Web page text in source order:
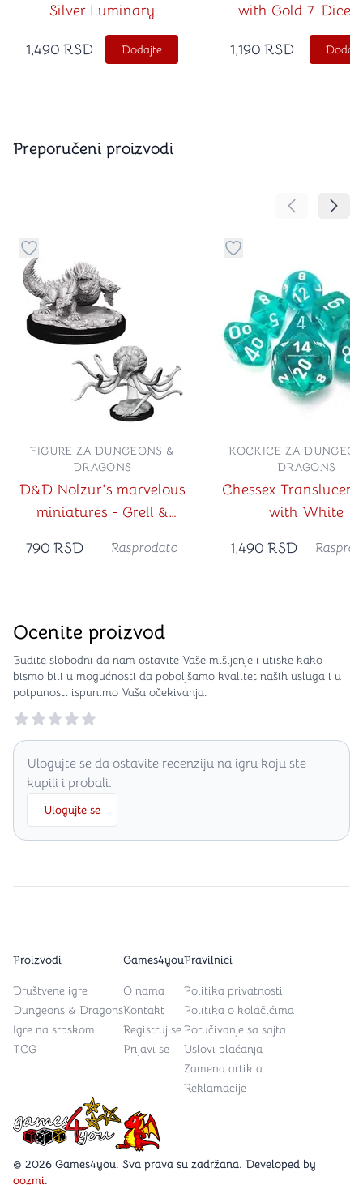
Silver Luminary
1,490 RSD Dodajte
with Gold 7-Dice
1,190 RSD
Preporučeni proizvodi
Pomeranje
Dugme za dodavanje stvari u kategoriju omiljeno
D&D Nolzur's marvelous
miniatures - Grell &
FIGURE ZA DUNGEONS &
DRAGONS
790 RSD Rasprodato
Dugme za dodavanje
Chessex Translucent
with White
KOCKICE ZA
DRAGONS
1,490 RSD
Ocenite proizvod
Budite slobodni da nam ostavite Vaše mišljenje i utiske kako
bismo bili u mogućnosti da poboljšamo kvalitet naših usluga i u
potpunosti ispunimo Vaša očekivanja.
Reviews
Ulogujte se da ostavite recenziju na igru koju ste
kupili i probali.
Ulogujte se
Games4you logo
© 2026 Games4you. Sva prava su zadržana. Developed by
oozmi.
Proizvodi
Društvene igre
Dungeons & Dragons
Igre na srpskom
TCG
Games4you
O nama
Kontakt
Registruj se
Prijavi se
Pravilnici
Politika privatnosti
Politika o kolačićima
Poručivanje sa sajta
Uslovi plaćanja
Zamena artikla
Reklamacije